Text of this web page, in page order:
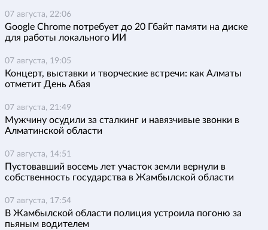
07 августа, 22:06
Google Chrome потребует до 20 Гбайт памяти на диске
для работы локального ИИ
07 августа, 19:05
Концерт, выставки и творческие встречи: как Алматы
отметит День Абая
07 августа, 21:49
Мужчину осудили за сталкинг и навязчивые звонки в
Алматинской области
07 августа, 14:51
Пустовавший восемь лет участок земли вернули в
собственность государства в Жамбылской области
07 августа, 17:54
В Жамбылской области полиция устроила погоню за
пьяным водителем